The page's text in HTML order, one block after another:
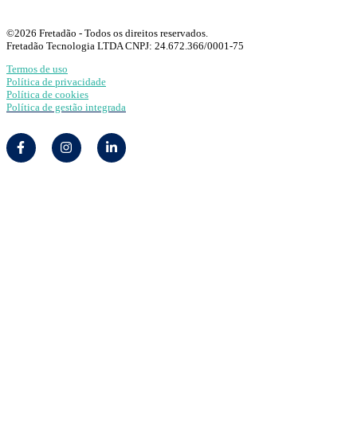
©2026 Fretadão - Todos os direitos reservados.
Fretadão Tecnologia LTDA CNPJ: 24.672.366/0001-75
Termos de uso
Política de privacidade
Política de cookies
Política de gestão integrada